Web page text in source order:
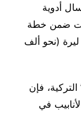
أدوية
ضمن خطة
بمبلغ يصل إلى 40 ألف ليرة (نحو ألف
فإن
في